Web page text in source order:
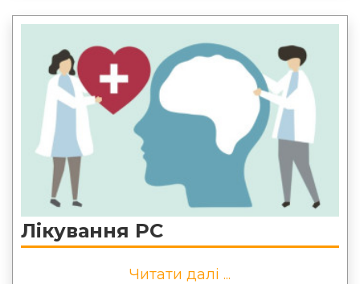
Лікування РС
Читати далі ...